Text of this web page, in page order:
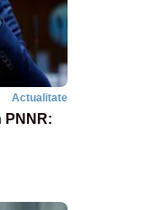
Actualitate
PNNR: